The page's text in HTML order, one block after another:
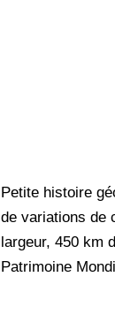
Petite histoire
de variations de
largeur, 450 km
Patrimoine